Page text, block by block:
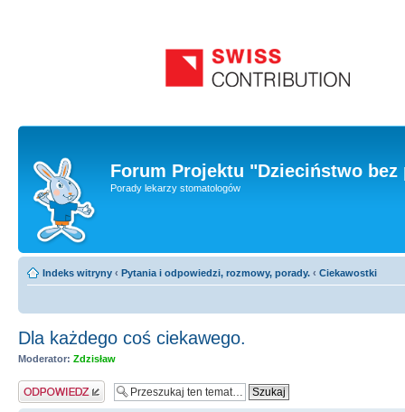
Forum Projektu "Dzieciństwo
Porady lekarzy stomatologów
Indeks witryny ‹ Pytania i odpowiedzi, rozmowy, porady. ‹ Ciekawostki
Dla każdego coś ciekawego.
Moderator: Zdzisław
Odpowiedz